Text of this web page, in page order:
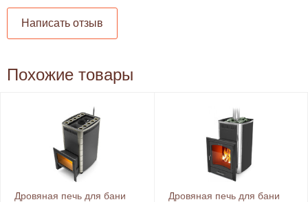
Написать отзыв
Похожие товары
Дровяная печь для бани
Дровяная печь для бани